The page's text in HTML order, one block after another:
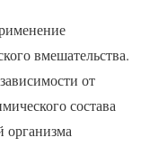
вмешательства.
от
состава
организма